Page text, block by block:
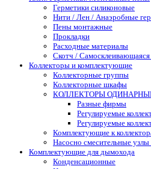
Герметики силиконовые
Нити / Лен / Анаэробные
Пены монтажные
Прокладки
Расходные материалы
Скотч / Самосклеивающаяся
Коллекторы и комплектующие
Коллекторные группы
Коллекторные шкафы
КОЛЛЕКТОРЫ
Разные фирмы
Регулируемые
Регулируемые
Комплектующие к
Насосно смесительные
Комплектующие для дымохода
Конденсационные